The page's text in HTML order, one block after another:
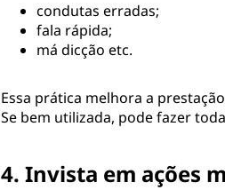
condutas erradas;
fala rápida;
má dicção etc.
Essa prática melhora a
Se bem utilizada, pode fazer
4. Invista em ações